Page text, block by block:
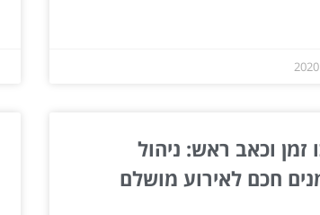
זמן וכאב ראש: ניהול
חכם לאירוע מושלם